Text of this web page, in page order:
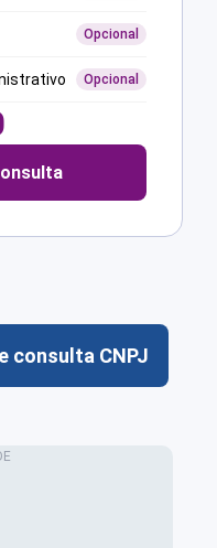
Opcional
Opcional
consulta CNPJ